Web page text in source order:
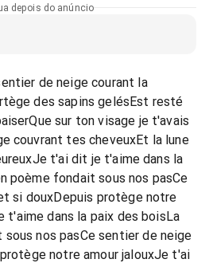
depois do anúncio
de neige courant la
des sapins gelésEst resté
sur ton visage je t'avais
couvrant tes cheveuxEt la lune
t'ai dit je t'aime dans la
poème fondait sous nos pasCe
si douxDepuis protège notre
t'aime dans la paix des boisLa
nos pasCe sentier de neige
notre amour jalouxJe t'ai